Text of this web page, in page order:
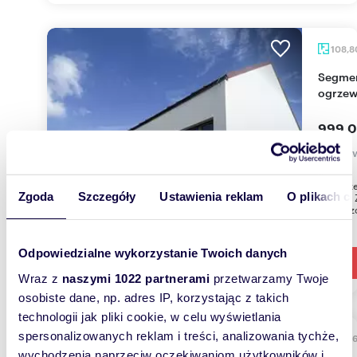
Zgoda Szczegóły Ustawienia reklam O plikach
Odpowiedzialne wykorzystanie Twoich danych
Wraz z naszymi 1022 partnerami przetwarzamy Twoje
osobiste dane, np. adres IP, korzystając z takich
technologii jak pliki cookie, w celu wyświetlania
spersonalizowanych reklam i treści, analizowania tychże,
Segment bliźniak z ogródkiem, nowoczesne
999
dom
Na
Okolice